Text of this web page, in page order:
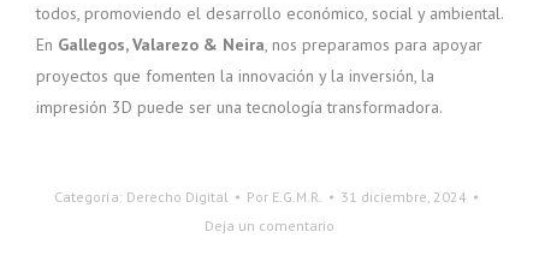
todos, promoviendo el desarrollo económico, social y ambiental.
En Gallegos, Valarezo & Neira, nos preparamos para apoyar
proyectos que fomenten la innovación y la inversión, la
impresión 3D puede ser una tecnología transformadora.
Categoría: Derecho Digital Por E.G.M.R.
31 diciembre, 2024
Deja un comentario